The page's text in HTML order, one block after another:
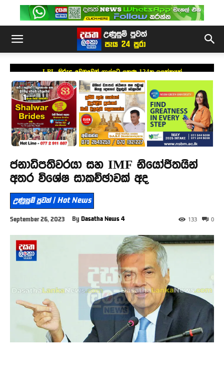
LPL කිරුළ වෙනුවෙන් ගාල්ලට ලකුණු 124ක ඉලක්කයක්
ජනාධිපතිවරයා සහ IMF නියෝජිතයින්
අතර විශේෂ සාකච්ඡාවක් අද
උණුසුම් පුවත් | Hot News
September 26, 2023 By Dasatha News 4 0
133